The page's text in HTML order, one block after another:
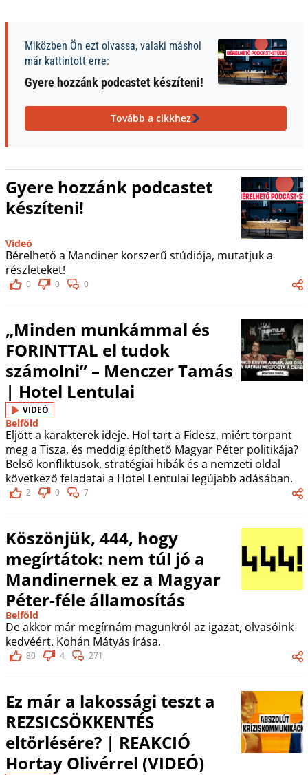
Miközben Ön ezt olvassa, valaki máshol
már kattintott erre:
Gyere hozzánk podcastet készíteni!
Tovább a cikkhez
Gyere hozzánk podcastet
készíteni!
Videó
Bérelhető a Mandiner korszerű stúdiója, mutatjuk a
részleteket!
0 0 0
„Minden munkámmal és
FORINTTAL el tudok
számolni” – Menczer Tamás
| Hotel Lentulai
VIDEÓ
Belföld
Eljött a karakterek ideje. Hol tart a Fidesz, miért torpant
meg a Tisza, és meddig építhető Magyar Péter politikája?
Belső konfliktusok, stratégiai hibák és a nemzeti oldal
következő feladatai a Hotel Lentulai legújabb adásában.
2 0 7
Köszönjük, 444, hogy
megírtátok: nem túl jó a
Mandinernek ez a Magyar
Péter-féle államosítás
Belföld
De akkor már megírnám magunkról az igazat, olvasóink
kedvéért. Kohán Mátyás írása.
80 4 271
Ez már a lakossági teszt a
REZSICSÖKKENTÉS
eltörlésére? | REAKCIÓ
Hortay Olivérrel (VIDEÓ)